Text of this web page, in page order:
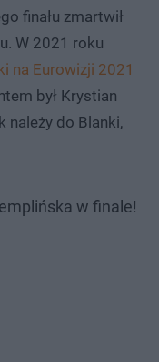
finału zmartwił
W 2021 roku
na Eurowizji 2021
był Krystian
należy do Blanki,
w finale!